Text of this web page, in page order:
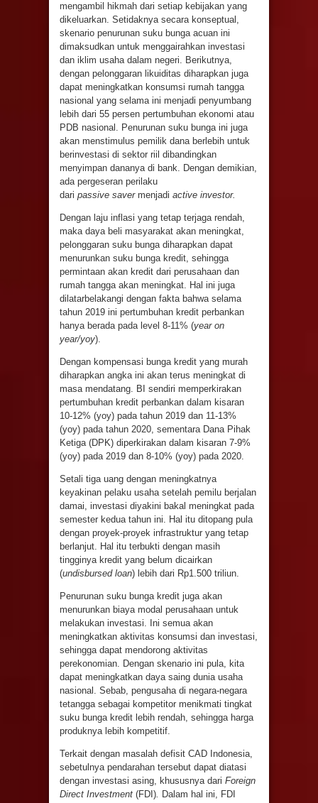
mengambil hikmah dari setiap kebijakan yang
dikeluarkan. Setidaknya secara konseptual,
skenario penurunan suku bunga acuan ini
dimaksudkan untuk menggairahkan investasi
dan iklim usaha dalam negeri. Berikutnya,
dengan pelonggaran likuiditas diharapkan juga
dapat meningkatkan konsumsi rumah tangga
nasional yang selama ini menjadi penyumbang
lebih dari 55 persen pertumbuhan ekonomi atau
PDB nasional. Penurunan suku bunga ini juga
akan menstimulus pemilik dana berlebih untuk
berinvestasi di sektor riil dibandingkan
menyimpan dananya di bank. Dengan demikian,
ada pergeseran perilaku
dari passive saver menjadi active investor.
Dengan laju inflasi yang tetap terjaga rendah,
maka daya beli masyarakat akan meningkat,
pelonggaran suku bunga diharapkan dapat
menurunkan suku bunga kredit, sehingga
permintaan akan kredit dari perusahaan dan
rumah tangga akan meningkat. Hal ini juga
dilatarbelakangi dengan fakta bahwa selama
tahun 2019 ini pertumbuhan kredit perbankan
hanya berada pada level 8-11% (year on
year/yoy).
Dengan kompensasi bunga kredit yang murah
diharapkan angka ini akan terus meningkat di
masa mendatang. BI sendiri memperkirakan
pertumbuhan kredit perbankan dalam kisaran
10-12% (yoy) pada tahun 2019 dan 11-13%
(yoy) pada tahun 2020, sementara Dana Pihak
Ketiga (DPK) diperkirakan dalam kisaran 7-9%
(yoy) pada 2019 dan 8-10% (yoy) pada 2020.
Setali tiga uang dengan meningkatnya
keyakinan pelaku usaha setelah pemilu berjalan
damai, investasi diyakini bakal meningkat pada
semester kedua tahun ini. Hal itu ditopang pula
dengan proyek-proyek infrastruktur yang tetap
berlanjut. Hal itu terbukti dengan masih
tingginya kredit yang belum dicairkan
(undisbursed loan) lebih dari Rp1.500 triliun.
Penurunan suku bunga kredit juga akan
menurunkan biaya modal perusahaan untuk
melakukan investasi. Ini semua akan
meningkatkan aktivitas konsumsi dan investasi,
sehingga dapat mendorong aktivitas
perekonomian. Dengan skenario ini pula, kita
dapat meningkatkan daya saing dunia usaha
nasional. Sebab, pengusaha di negara-negara
tetangga sebagai kompetitor menikmati tingkat
suku bunga kredit lebih rendah, sehingga harga
produknya lebih kompetitif.
Terkait dengan masalah defisit CAD Indonesia,
sebetulnya pendarahan tersebut dapat diatasi
dengan investasi asing, khususnya dari Foreign
Direct Investment (FDI). Dalam hal ini, FDI